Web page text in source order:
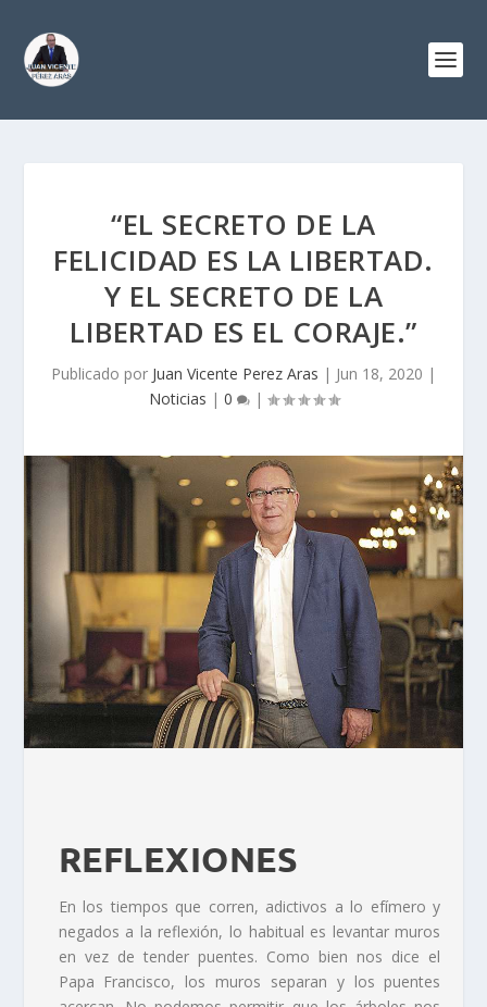
“EL SECRETO DE LA
FELICIDAD ES LA LIBERTAD.
Y EL SECRETO DE LA
LIBERTAD ES EL CORAJE.”
Publicado por Juan Vicente Perez Aras | Jun 18, 2020 |
Noticias | 0 |
REFLEXIONES
En los tiempos que corren, adictivos a lo efímero y
negados a la reflexión, lo habitual es levantar muros
en vez de tender puentes. Como bien nos dice el
Papa Francisco, los muros separan y los puentes